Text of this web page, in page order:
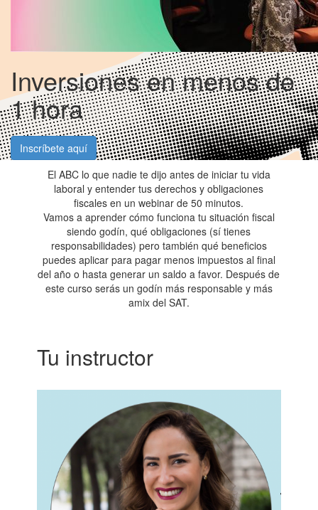
Inversiones en menos de
1 hora
Inscríbete aquí
El ABC lo que nadie te dijo antes de iniciar tu vida
laboral y entender tus derechos y obligaciones
fiscales en un webinar de 50 minutos.
Vamos a aprender cómo funciona tu situación fiscal
siendo godín, qué obligaciones (sí tienes
responsabilidades) pero también qué beneficios
puedes aplicar para pagar menos impuestos al final
del año o hasta generar un saldo a favor. Después de
este curso serás un godín más responsable y más
amix del SAT.
Tu instructor